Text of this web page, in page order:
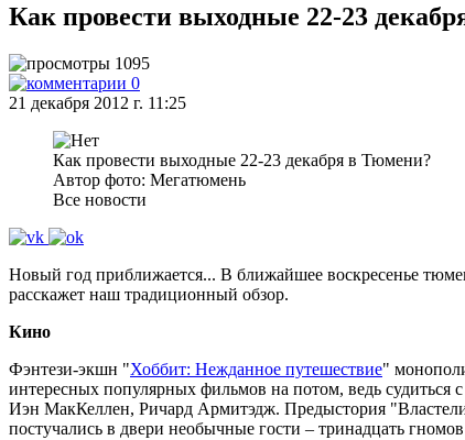
Как провести выходные 22-23
1095
0
21 декабря 2012 г. 11:25
Как провести выходные 22-23 декабря в Тюмени?
Автор фото: Мегатюмень
Все новости
Новый год приближается... В ближайшее воскресенье
расскажет наш традиционный обзор.
Кино
Фэнтези-экшн "Хоббит: Нежданное путешествие"
интересных популярных фильмов на потом, ведь судиться
Иэн МакКеллен, Ричард Армитэдж. Предыстория
постучались в двери необычные гости – тринадцать